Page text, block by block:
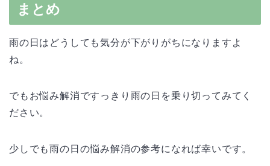
まとめ
雨の日はどうしても気分が下がりがちになりますよ
ね。
でもお悩み解消ですっきり雨の日を乗り切ってみてく
ださい。
少しでも雨の日の悩み解消の参考になれば幸いです。